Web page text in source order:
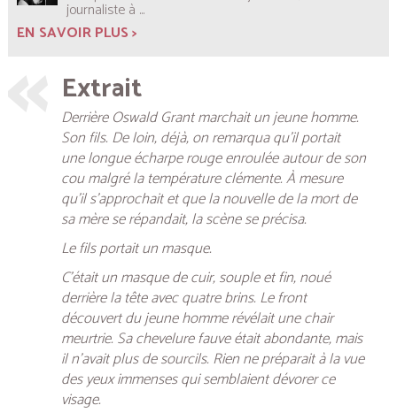
journaliste à ...
EN SAVOIR PLUS >
Extrait
Derrière Oswald Grant marchait un jeune homme.
Son fils. De loin, déjà, on remarqua qu’il portait
une longue écharpe rouge enroulée autour de son
cou malgré la température clémente. À mesure
qu’il s’approchait et que la nouvelle de la mort de
sa mère se répandait, la scène se précisa.
Le fils portait un masque.
C’était un masque de cuir, souple et fin, noué
derrière la tête avec quatre brins. Le front
découvert du jeune homme révélait une chair
meurtrie. Sa chevelure fauve était abondante, mais
il n’avait plus de sourcils. Rien ne préparait à la vue
des yeux immenses qui semblaient dévorer ce
visage.